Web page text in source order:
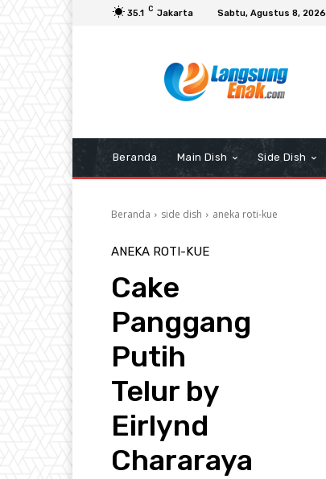
35.1 C Jakarta Sabtu, Agustus 8, 2026
Beranda Main Dish Side Dish
Beranda side dish aneka roti-kue
ANEKA ROTI-KUE
Cake
Panggang
Putih
Telur by
Eirlynd
Chararaya